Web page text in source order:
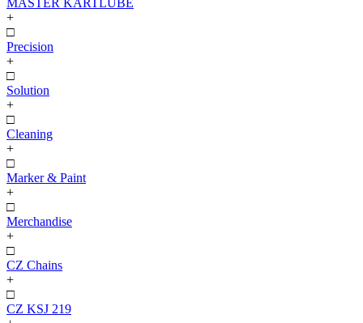
MASTER KARTLUBE
+
□
Precision
+
□
Solution
+
□
Cleaning
+
□
Marker & Paint
+
□
Merchandise
+
□
CZ Chains
+
□
CZ KSJ 219